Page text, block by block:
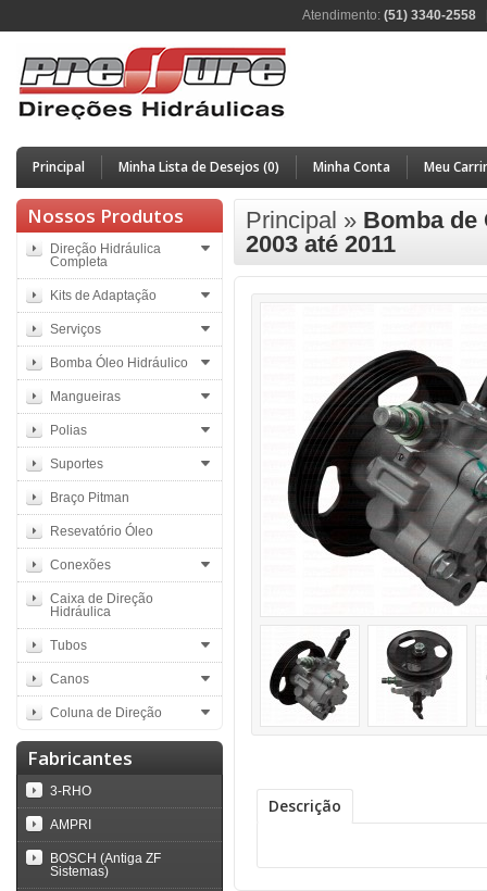
Atendimento: (51) 3340-
Principal Minha Lista de Desejos (0) Minha Conta Meu
Nossos Produtos
Direção Hidráulica
Completa
Kits de Adaptação
Serviços
Bomba Óleo Hidráulico
Mangueiras
Polias
Suportes
Braço Pitman
Resevatório Óleo
Conexões
Caixa de Direção
Hidráulica
Tubos
Canos
Coluna de Direção
Fabricantes
3-RHO
AMPRI
BOSCH (Antiga ZF
Sistemas)
Principal » Bomba de
2003 até 2011
Descrição